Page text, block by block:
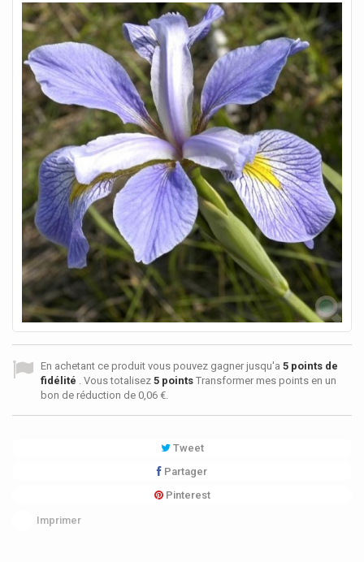
En achetant ce produit vous pouvez gagner jusqu'a 5 points de
fidélité . Vous totalisez 5 points Transformer mes points en un
bon de réduction de 0,06 €.
Tweet
Partager
Pinterest
Imprimer